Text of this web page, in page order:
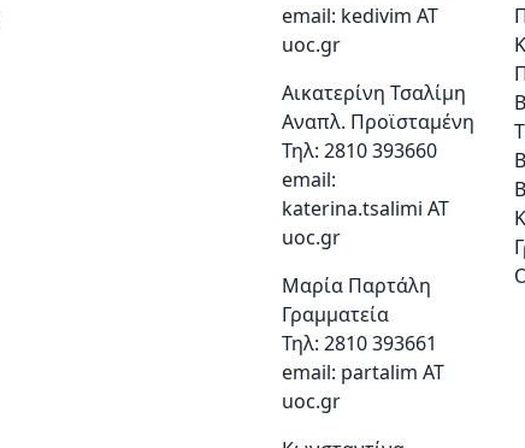
email: kedivim AT
uoc.gr
Αικατερίνη Τσαλίμη
Αναπλ. Προϊσταμένη
Τηλ: 2810 393660
email:
katerina.tsalimi ΑΤ
uoc.gr
Μαρία Παρτάλη
Γραμματεία
Τηλ: 2810 393661
email: partalim AT
uoc.gr